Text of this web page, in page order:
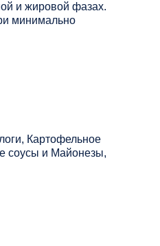
и жировой фазах.
минимально
Картофельное
соусы и Майонезы,